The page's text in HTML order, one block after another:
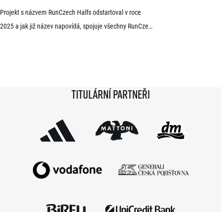
Projekt s názvem RunCzech Halfs odstartoval v roce
2025 a jak již název napovídá, spojuje všechny RunCzech
sezónu a od startu tak uběhlo teprve 18 měsíců,
Titulární partneři